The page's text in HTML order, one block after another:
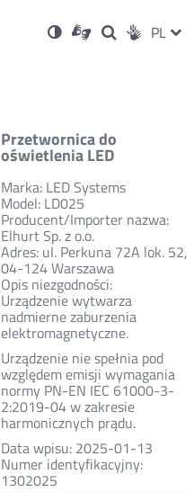
Ustawienia
Wersja
kontrastowa
Dla
niesłyszących
OtwórzOtwórz
w
Otwórz
w
Social PL
Przetwornica do
oświetlenia LED
Marka: LED Systems
Model: LD025
Producent/Importer nazwa:
Elhurt Sp. z o.o.
Adres: ul. Perkuna 72A lok. 52,
04-124 Warszawa
Opis niezgodności:
Urządzenie wytwarza
nadmierne zaburzenia
elektromagnetyczne.
Urządzenie nie spełnia pod
względem emisji wymagania
normy PN-EN IEC 61000-3-
2:2019-04 w zakresie
harmonicznych prądu.
Data wpisu: 2025-01-13
Numer identyfikacyjny:
1302025